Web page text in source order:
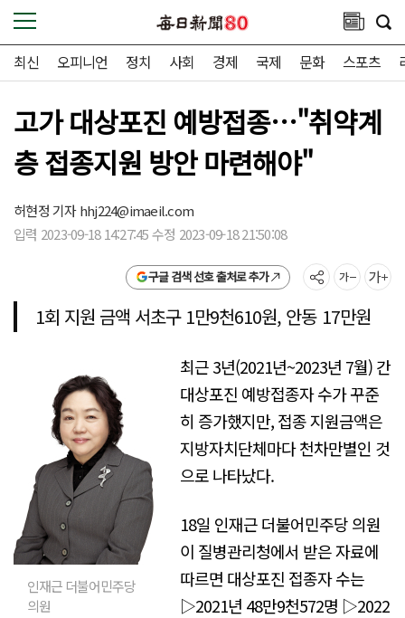
최신 오피니언 정치 사회 경제 국제 문화 스포츠
고가 대상포진 예방접종…"취약계
층 접종지원 방안 마련해야"
허현정 기자hhj224@imaeil.com
입력 2023-09-18 14:27:45 수정 2023-09-18 21:50:08
구글 검색 선호 출처로 추가
1회 지원 금액 서초구 1만9천610원, 안동 17만원
인재근 더불어민주당
의원
최근 3년(2021년~2023년 7월) 간
대상포진 예방접종자 수가 꾸준
히 증가했지만, 접종 지원금액은
지방자치단체마다 천차만별인 것
으로 나타났다.
18일 인재근 더불어민주당 의원
이 질병관리청에서 받은 자료에
따르면 대상포진 접종자 수는
▷2021년 48만9천572명 ▷2022